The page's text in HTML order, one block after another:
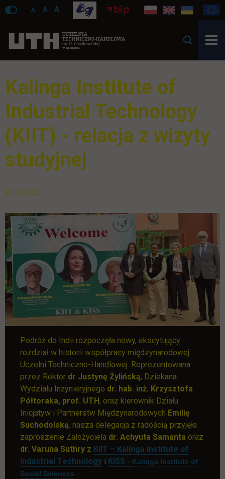
A A A
Kalinga Institute of
Industrial Technology
(KIIT) - relacja z wizyty
studyjnej
24.01.2025
Podróż do Indii rozpoczęła nowy, ekscytujący
rozdział w historii współpracy międzynarodowej
Uczelni Techniczno-Handlowej. Reprezentowana
przez Rektor dr Justynę Żylińską, Dziekana
Wydziału Inżynieryjnego dr. hab. inż. Krzysztofa
Półtoraka, prof. UTH, oraz kierownik Działu
Inicjatyw i Partnerstw Międzynarodowych Emilię
Suchodolską, nasza delegacja z radością przyjęła
zaproszenie Założyciela dr. Achyuta Samanta oraz
dr. Varuna Suthry z KIIT – Kalinga Institute of
Industrial Technologylink otwiera się w nowej karcie
i KISS - link otwiera się w nowej
Kalinga Institute of
Social Sciences